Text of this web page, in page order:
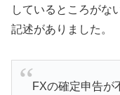
しているところがな
記述がありました。
FXの確定申告が